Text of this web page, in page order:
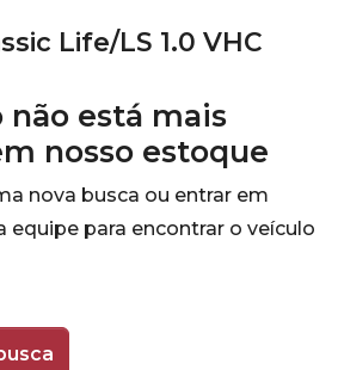
Life/LS 1.0 VHC
não está mais
nosso estoque
nova busca ou entrar em
para encontrar o veículo